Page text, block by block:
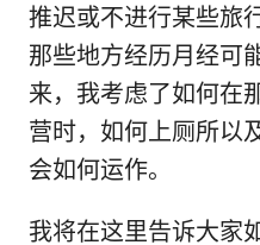
推迟或不进行某些旅
那些地方经历月经可
来，我考虑了如何在
营时，如何上厕所以
会如何运作。
我将在这里告诉大家